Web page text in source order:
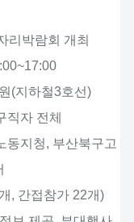
리박람회 개최
(지하철3호선)
직자 전체
동지청, 부산북구고
, 간접참가 22개)